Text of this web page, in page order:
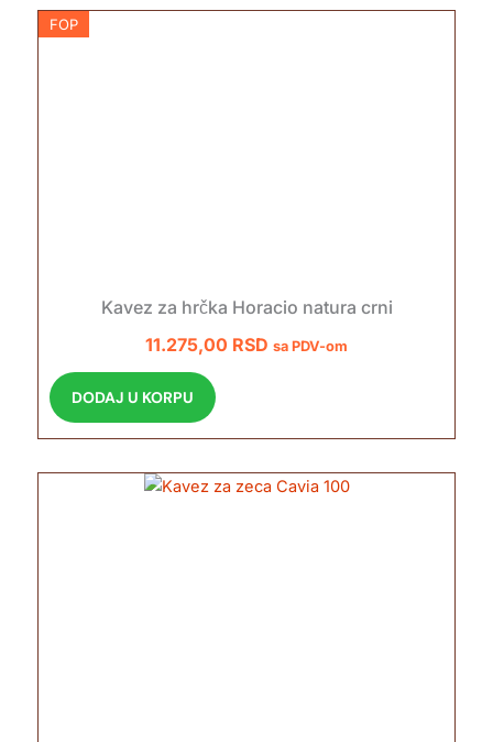
FOP
Kavez za hrčka Horacio natura crni
11.275,00 RSD sa PDV-om
DODAJ U KORPU